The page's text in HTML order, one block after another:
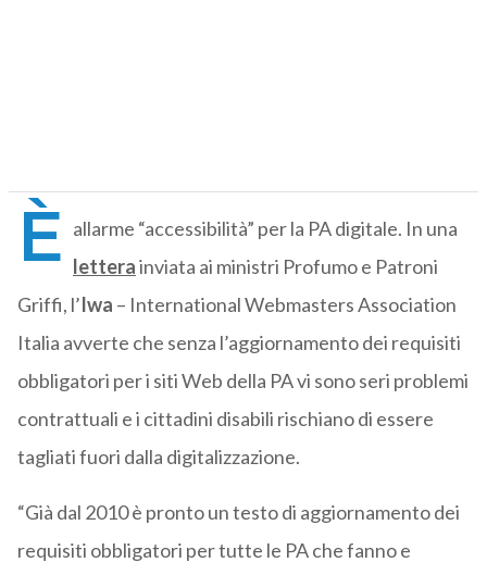
È allarme “accessibilità” per la PA digitale. In una
letterainviata ai ministri Profumo e Patroni
Griffi, l’Iwa – International Webmasters Association
Italia avverte che senza l’aggiornamento dei requisiti
obbligatori per i siti Web della PA vi sono seri problemi
contrattuali e i cittadini disabili rischiano di essere
tagliati fuori dalla digitalizzazione.
“Già dal 2010 è pronto un testo di aggiornamento dei
requisiti obbligatori per tutte le PA che fanno e